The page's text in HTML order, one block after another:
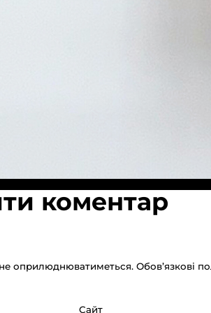
коментар
оприлюднюватиметься. Обов’язкові
Сайт